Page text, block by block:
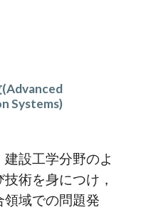
Systems)
設工学分野のよ
術を身につけ，
領域での問題発